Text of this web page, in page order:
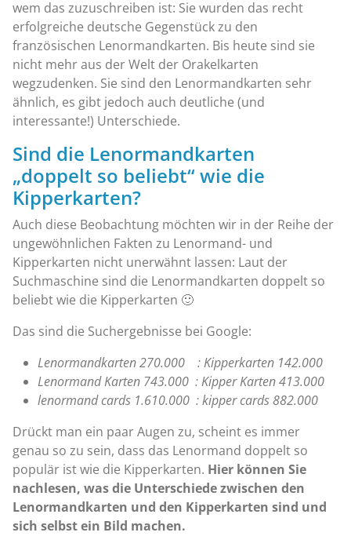
wem das zuzuschreiben ist: Sie wurden das recht
erfolgreiche deutsche Gegenstück zu den
französischen Lenormandkarten. Bis heute sind sie
nicht mehr aus der Welt der Orakelkarten
wegzudenken. Sie sind den Lenormandkarten sehr
ähnlich, es gibt jedoch auch deutliche (und
interessante!) Unterschiede.
Sind die Lenormandkarten
„doppelt so beliebt“ wie die
Kipperkarten?
Auch diese Beobachtung möchten wir in der Reihe der
ungewöhnlichen Fakten zu Lenormand- und
Kipperkarten nicht unerwähnt lassen: Laut der
Suchmaschine sind die Lenormandkarten doppelt so
beliebt wie die Kipperkarten 🙂
Das sind die Suchergebnisse bei Google:
Lenormandkarten 270.000 : Kipperkarten 142.000
Lenormand Karten 743.000 : Kipper Karten 413.000
lenormand cards 1.610.000 : kipper cards 882.000
Drückt man ein paar Augen zu, scheint es immer
genau so zu sein, dass das Lenormand doppelt so
populär ist wie die Kipperkarten. Hier können Sie
nachlesen, was die Unterschiede zwischen den
Lenormandkarten und den Kipperkarten sind und
sich selbst ein Bild machen.